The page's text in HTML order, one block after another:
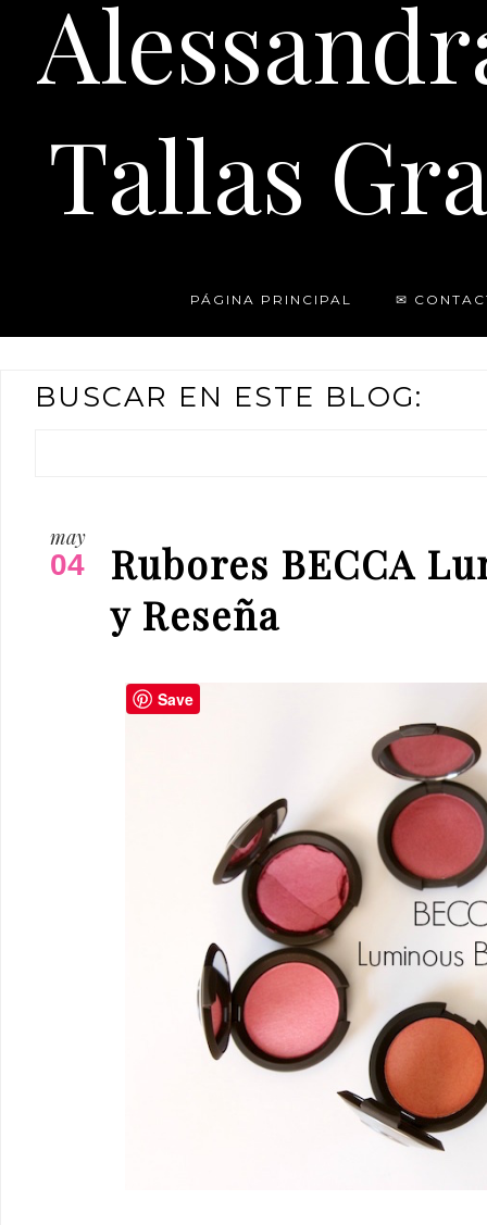
Tallas
PÁGINA PRINCIPAL ✉
BUSCAR EN ESTE BLOG:
may
04
Rubores BECCA
y Reseña
Save